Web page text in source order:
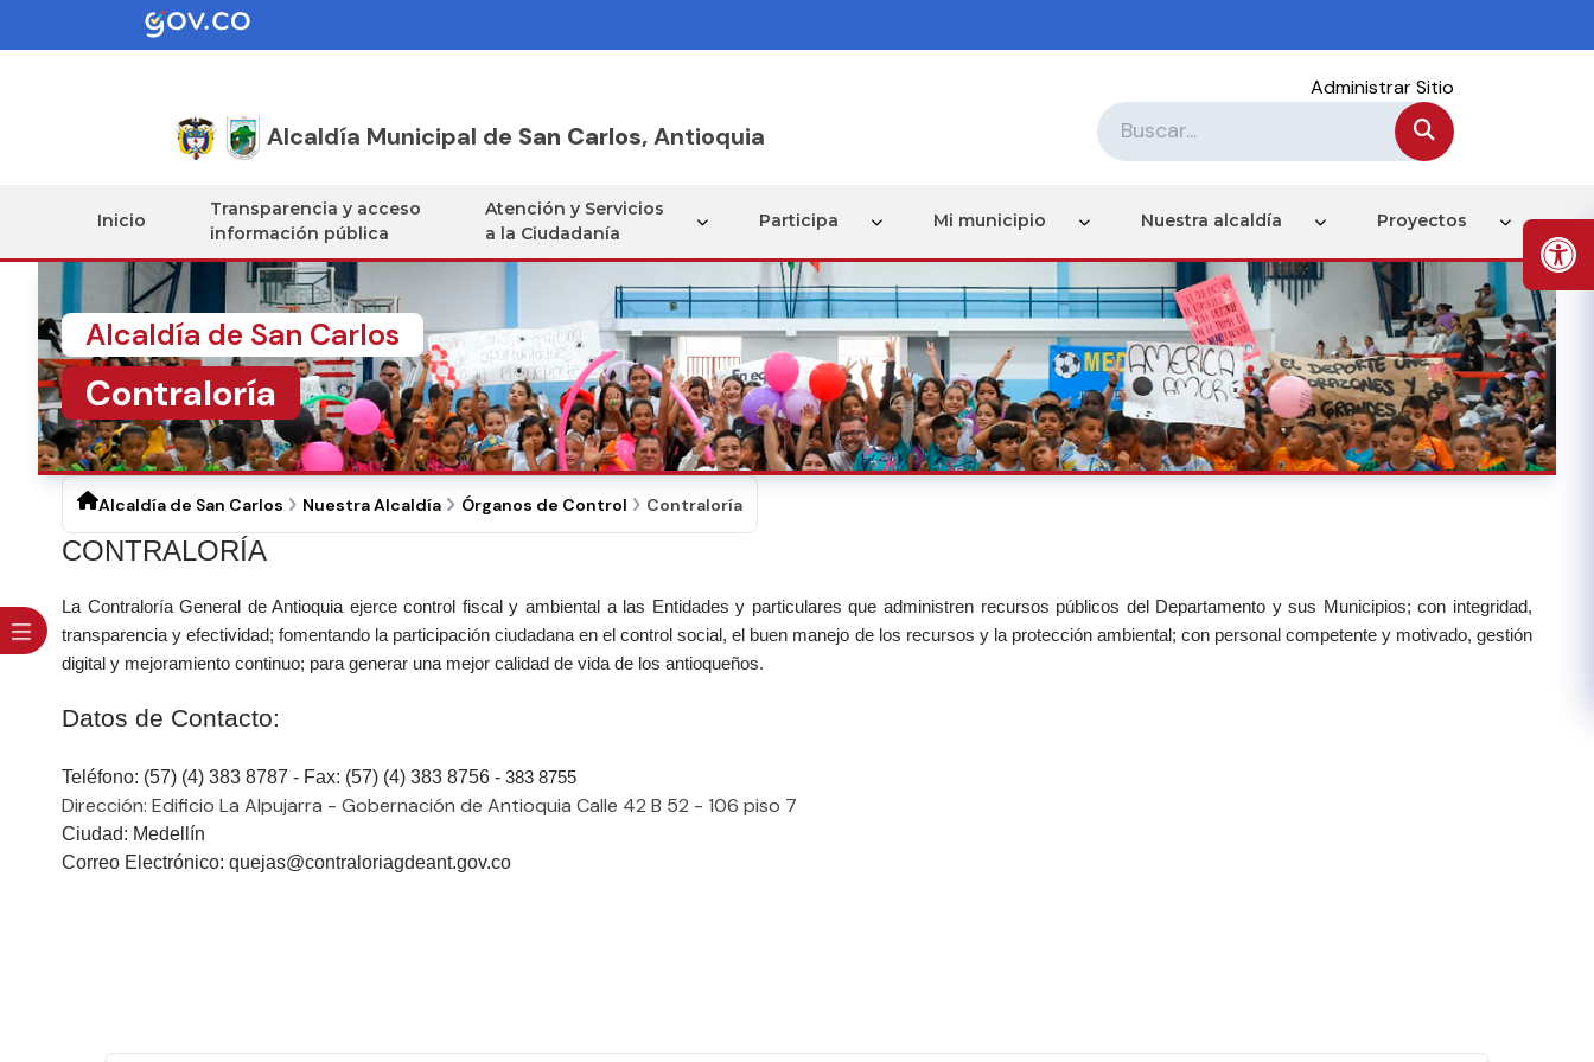
Alcaldía Municipal de San Carlos,Antioquia
Administrar Sitio
Inicio
Transparencia y acceso
información pública
Atención y Servicios
a la Ciudadanía
Participa Mi municipio Nuestra alcaldía Proyectos
Alcaldía de San Carlos
Contraloría
Alcaldía de San Carlos Nuestra Alcaldía Órganos de Control Contraloría
​​CONTRALORÍA
La Contraloría General de Antioquia ejerce control fiscal y ambiental a las Entidades y particulares que administren recursos públicos del Departamento y sus Municipios; con integridad,
transparencia y efectividad; fomentando la participación ciudadana en el control social, el buen manejo de los recursos y la protección ambiental; con personal competente y motivado, gestión
digital y mejoramiento continuo; para generar una mejor calidad de vida de los antioqueños.
Datos de Contacto:
​Teléfono: (57) (4) 383 8787 - Fax: (57) (4) 383 8756 - 383 8755
Dirección: Edificio La Alpujarra - Gobernación de Antioquia Calle 42 B 52 - 106 piso 7​
Ciudad: Medellín
Correo Electrónico: quejas@contraloriagdeant.gov.co